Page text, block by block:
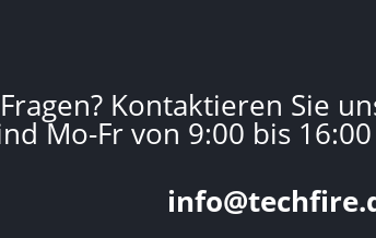
Kontaktieren Sie
Mo-Fr von 9:00 bis